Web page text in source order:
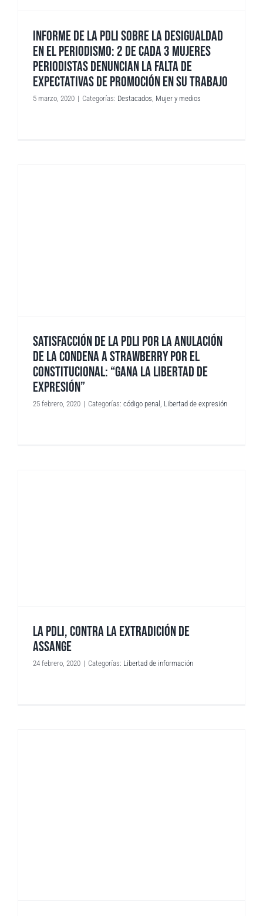
INFORME DE LA PDLI SOBRE LA DESIGUALDAD
EN EL PERIODISMO: 2 DE CADA 3 MUJERES
PERIODISTAS DENUNCIAN LA FALTA DE
EXPECTATIVAS DE PROMOCIÓN EN SU TRABAJO
5 marzo, 2020 | Categorías: Destacados Mujer y medios
SATISFACCIÓN DE LA PDLI POR LA ANULACIÓN
DE LA CONDENA A STRAWBERRY POR EL
CONSTITUCIONAL: “GANA LA LIBERTAD DE
EXPRESIÓN”
25 febrero, 2020 | Categorías: código penal Libertad de expresión
LA PDLI, CONTRA LA EXTRADICIÓN DE
ASSANGE
24 febrero, 2020 | Categorías: Libertad de información